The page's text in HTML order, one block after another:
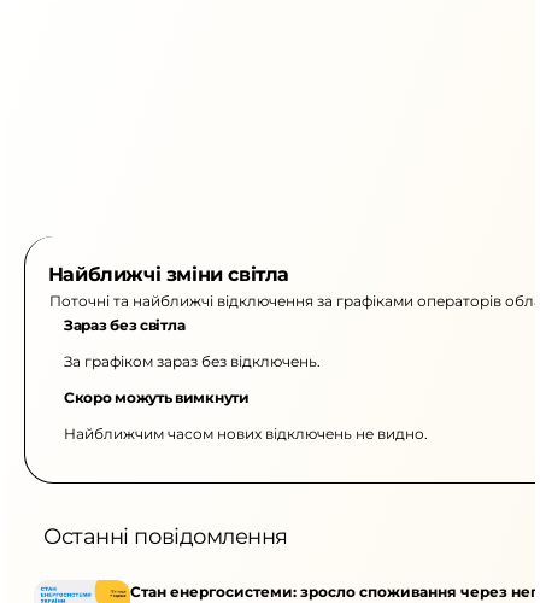
Найближчі зміни світла
Поточні та найближчі відключення за графіками операторів
Зараз без світла
За графіком зараз без відключень.
Скоро можуть вимкнути
Найближчим часом нових відключень не видно.
Останні повідомлення
Стан енергосистеми: зросло споживання через